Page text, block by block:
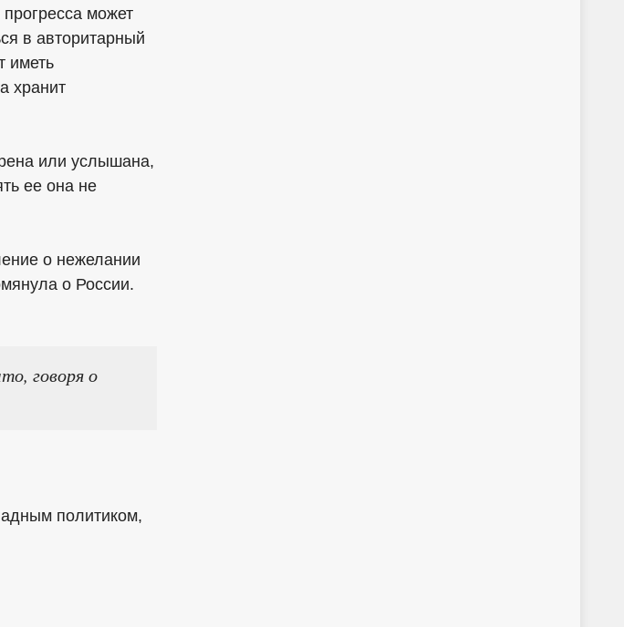
прогресса может
в авторитарный
иметь
хранит
или услышана,
ее она не
о нежелании
о России.
говоря о
политиком,